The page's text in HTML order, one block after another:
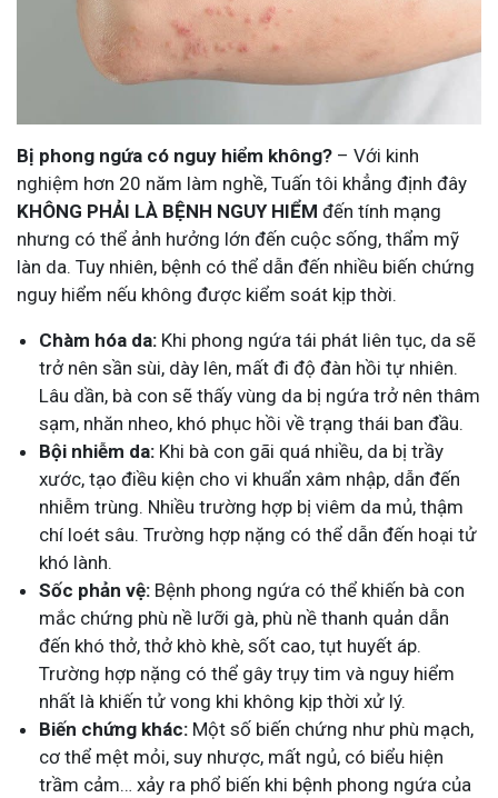
Bị phong ngứa có nguy hiểm không? – Với kinh
nghiệm hơn 20 năm làm nghề, Tuấn tôi khẳng định đây
KHÔNG PHẢI LÀ BỆNH NGUY HIỂM đến tính mạng
nhưng có thể ảnh hưởng lớn đến cuộc sống, thẩm mỹ
làn da. Tuy nhiên, bệnh có thể dẫn đến nhiều biến chứng
nguy hiểm nếu không được kiểm soát kịp thời.
Chàm hóa da: Khi phong ngứa tái phát liên tục, da sẽ
trở nên sần sùi, dày lên, mất đi độ đàn hồi tự nhiên.
Lâu dần, bà con sẽ thấy vùng da bị ngứa trở nên thâm
sạm, nhăn nheo, khó phục hồi về trạng thái ban đầu.
Bội nhiễm da: Khi bà con gãi quá nhiều, da bị trầy
xước, tạo điều kiện cho vi khuẩn xâm nhập, dẫn đến
nhiễm trùng. Nhiều trường hợp bị viêm da mủ, thậm
chí loét sâu. Trường hợp nặng có thể dẫn đến hoại tử
khó lành.
Sốc phản vệ: Bệnh phong ngứa có thể khiến bà con
mắc chứng phù nề lưỡi gà, phù nề thanh quản dẫn
đến khó thở, thở khò khè, sốt cao, tụt huyết áp.
Trường hợp nặng có thể gây trụy tim và nguy hiểm
nhất là khiến tử vong khi không kịp thời xử lý.
Biến chứng khác: Một số biến chứng như phù mạch,
cơ thể mệt mỏi, suy nhược, mất ngủ, có biểu hiện
trầm cảm… xảy ra phổ biến khi bệnh phong ngứa của